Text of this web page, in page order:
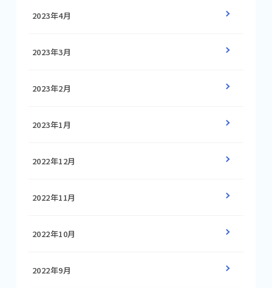
2023年4月
2023年3月
2023年2月
2023年1月
2022年12月
2022年11月
2022年10月
2022年9月